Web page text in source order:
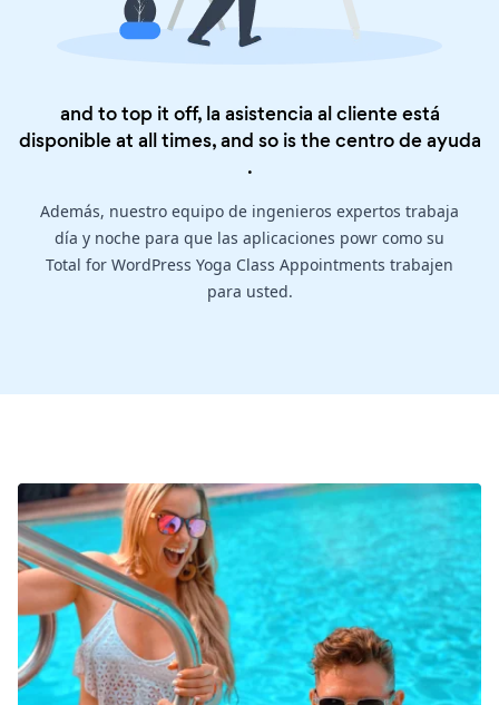
and to top it off, la asistencia al cliente está
disponible at all times, and so is thecentro de ayuda
.
Además, nuestro equipo de ingenieros expertos trabaja
día y noche para que las aplicaciones powr como su
Total for WordPress Yoga Class Appointments trabajen
para usted.